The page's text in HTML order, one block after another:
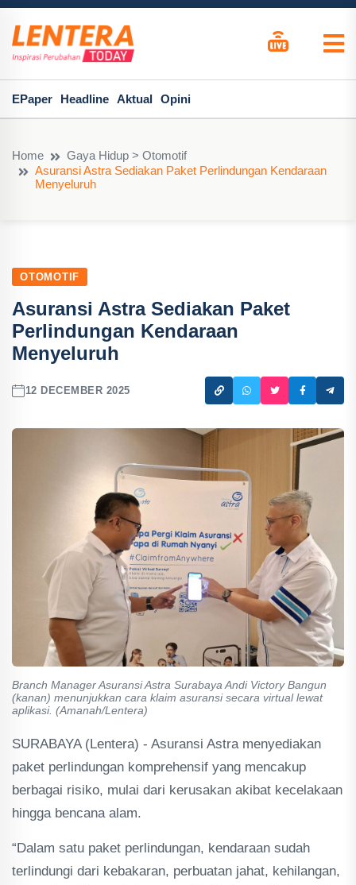
EPaper Headline Aktual Opini
Home
Gaya Hidup > Otomotif
Asuransi Astra Sediakan Paket Perlindungan Kendaraan
Menyeluruh
OTOMOTIF
Asuransi Astra Sediakan Paket
Perlindungan Kendaraan
Menyeluruh
12 DECEMBER 2025
Branch Manager Asuransi Astra Surabaya Andi Victory Bangun
(kanan) menunjukkan cara klaim asuransi secara virtual lewat
aplikasi. (Amanah/Lentera)
SURABAYA (Lentera) - Asuransi Astra menyediakan
paket perlindungan komprehensif yang mencakup
berbagai risiko, mulai dari kerusakan akibat kecelakaan
hingga bencana alam.
“Dalam satu paket perlindungan, kendaraan sudah
terlindungi dari kebakaran, perbuatan jahat, kehilangan,